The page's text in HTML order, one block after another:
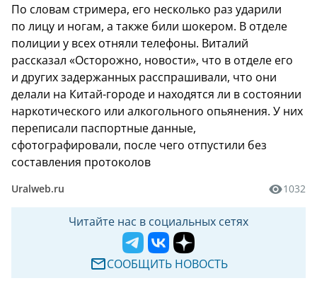
По словам стримера, его несколько раз ударили
по лицу и ногам, а также били шокером. В отделе
полиции у всех отняли телефоны. Виталий
рассказал «Осторожно, новости», что в отделе его
и других задержанных расспрашивали, что они
делали на Китай-городе и находятся ли в состоянии
наркотического или алкогольного опьянения. У них
переписали паспортные данные,
сфотографировали, после чего отпустили без
составления протоколов
Uralweb.ru 1032
Читайте нас в социальных сетях
СООБЩИТЬ НОВОСТЬ